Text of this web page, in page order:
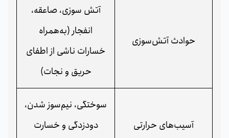
حوادث آتش‌سوزی
آتش سوزی، صاعقه،
انفجار (به‌همراه
خسارات ناشی از اطفای
حریق و نجات)
آسیب‌های حرارتی
سوختگی، نیم‌سوز شدن،
دودزدگی و خسارت